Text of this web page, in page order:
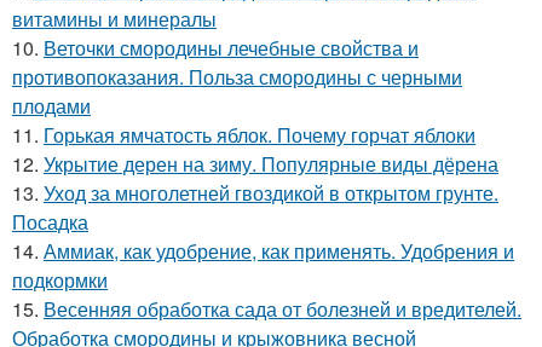
витамины и минералы
10. Веточки смородины лечебные свойства и
противопоказания. Польза смородины с черными
плодами
11. Горькая ямчатость яблок. Почему горчат яблоки
12. Укрытие дерен на зиму. Популярные виды дёрена
13. Уход за многолетней гвоздикой в открытом грунте.
Посадка
14. Аммиак, как удобрение, как применять. Удобрения и
подкормки
15. Весенняя обработка сада от болезней и вредителей.
Обработка смородины и крыжовника весной